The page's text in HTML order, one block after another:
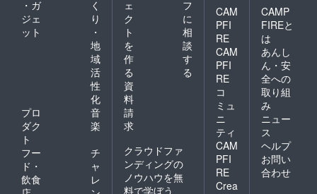
・ガ
ジェ
ット
く
り
・
地
域
活
性
化
プロ
ダク
ト
音
楽
フー
ド・
飲食
チ
ャ
レ
ェ
ク
ト
を
作
る
フ
に
相
談
す
る
資
料
請
求
クラウドファ
ンディングの
ノウハウを無
料で学ぼう
CAM
PFI
RE
CAM
PFI
RE
コ
ミュ
ニ
ティ
CAM
PFI
RE
Crea
CAMP
FIREと
は
あんし
ん・安
全への
取り組
み
ニュー
ス
ヘルプ
お問い
合わせ